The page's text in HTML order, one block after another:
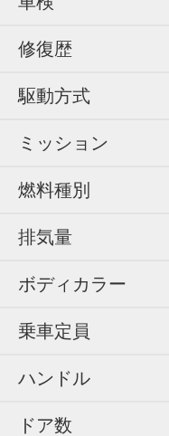
修復歴
駆動方式
ミッション
燃料種別
排気量
ボディカラー
乗車定員
ハンドル
ドア数